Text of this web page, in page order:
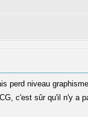
perd niveau
c'est sûr qu'il n'y a